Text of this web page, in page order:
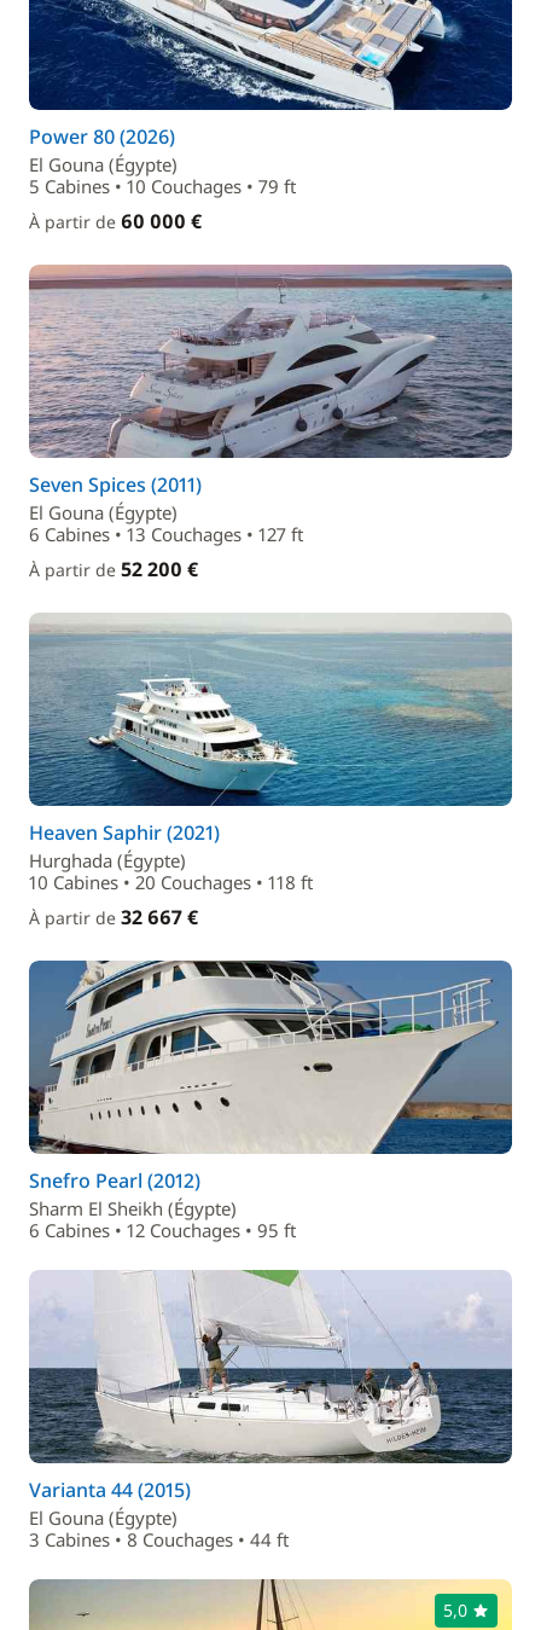
Power 80 (2026)
El Gouna (Égypte)
5 Cabines • 10 Couchages • 79 ft
À partir de 60 000 €
Seven Spices (2011)
El Gouna (Égypte)
6 Cabines • 13 Couchages • 127 ft
À partir de 52 200 €
Heaven Saphir (2021)
Hurghada (Égypte)
10 Cabines • 20 Couchages • 118 ft
À partir de 32 667 €
Snefro Pearl (2012)
Sharm El Sheikh (Égypte)
6 Cabines • 12 Couchages • 95 ft
Varianta 44 (2015)
El Gouna (Égypte)
3 Cabines • 8 Couchages • 44 ft
5,0